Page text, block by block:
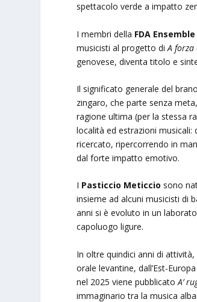
spettacolo verde a impatto
I membri della FDA Ensemble
musicisti al progetto diA forza
genovese, diventa titolo e
Il significato generale del
zingaro, che parte senza
ragione ultima (per la stessa
località ed estrazioni musicali:
ricercato, ripercorrendo in
dal forte impatto emotivo.
I Pasticcio Meticcio sono
insieme ad alcuni musicisti di
anni si è evoluto in un
capoluogo ligure.
In oltre quindici anni di
orale levantine, dall’Est-
nel 2025 viene pubblicatoA’
immaginario tra la musica